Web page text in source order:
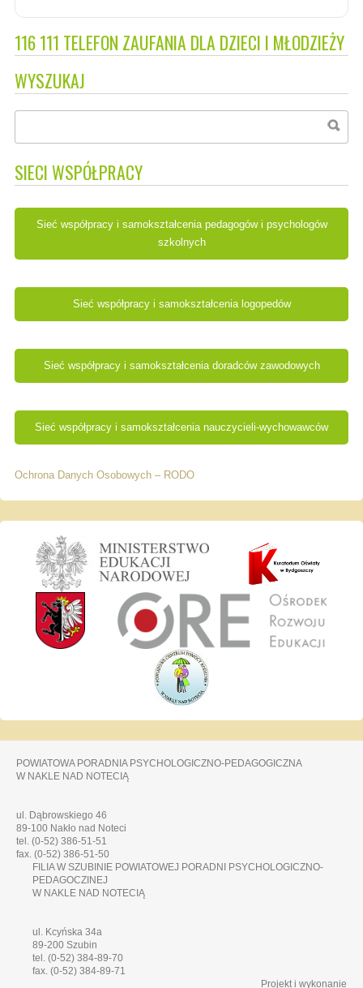
116 111 TELEFON ZAUFANIA DLA DZIECI I MŁODZIEŻY
WYSZUKAJ
SIECI WSPÓŁPRACY
Sieć współpracy i samokształcenia pedagogów i psychologów
szkolnych
Sieć współpracy i samokształcenia logopedów
Sieć współpracy i samokształcenia doradców zawodowych
Sieć współpracy i samokształcenia nauczycieli-wychowawców
Ochrona Danych Osobowych – RODO
POWIATOWA PORADNIA PSYCHOLOGICZNO-PEDAGOGICZNA
W NAKLE NAD NOTECIĄ
ul. Dąbrowskiego 46
89-100 Nakło nad Noteci
tel. (0-52) 386-51-51
fax. (0-52) 386-51-50
FILIA W SZUBINIE POWIATOWEJ PORADNI PSYCHOLOGICZNO-
PEDAGOCZINEJ
W NAKLE NAD NOTECIĄ
ul. Kcyńska 34a
89-200 Szubin
tel. (0-52) 384-89-70
fax. (0-52) 384-89-71
Projekt i wykonanie